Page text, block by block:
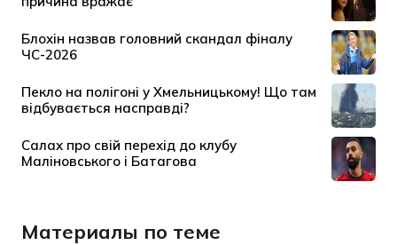
Материалы по теме